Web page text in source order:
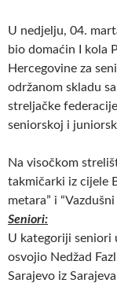
U nedjelju, 04.
bio domaćin I kola
Hercegovine za
održanom skladu
streljačke
seniorskoj i
Na visočkom
takmičarki iz cijele
metara” i
Seniori:
U kategoriji seniori
osvojio Nedžad
Sarajevo iz